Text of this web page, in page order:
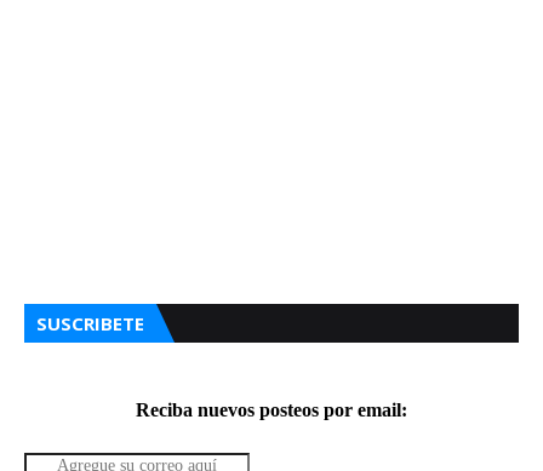
SUSCRIBETE
Reciba nuevos posteos por email: